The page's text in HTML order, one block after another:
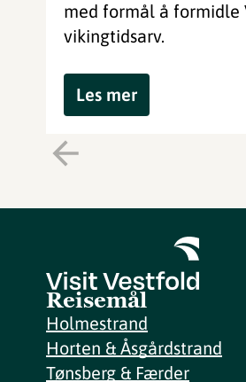
med formål å formidle
vikingtidsarv.
Les mer
Reisemål
Holmestrand
Horten & Åsgårdstrand
Tønsberg & Færder